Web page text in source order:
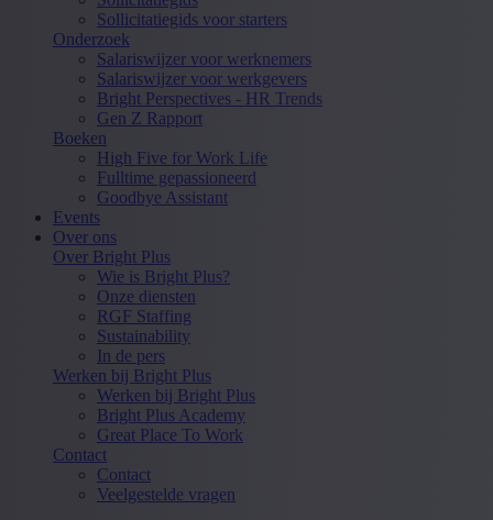
Sollicitatiegids voor starters
Onderzoek
Salariswijzer voor werknemers
Salariswijzer voor werkgevers
Bright Perspectives - HR Trends
Gen Z Rapport
Boeken
High Five for Work Life
Fulltime gepassioneerd
Goodbye Assistant
Events
Over ons
Over Bright Plus
Wie is Bright Plus?
Onze diensten
RGF Staffing
Sustainability
In de pers
Werken bij Bright Plus
Werken bij Bright Plus
Bright Plus Academy
Great Place To Work
Contact
Contact
Veelgestelde vragen